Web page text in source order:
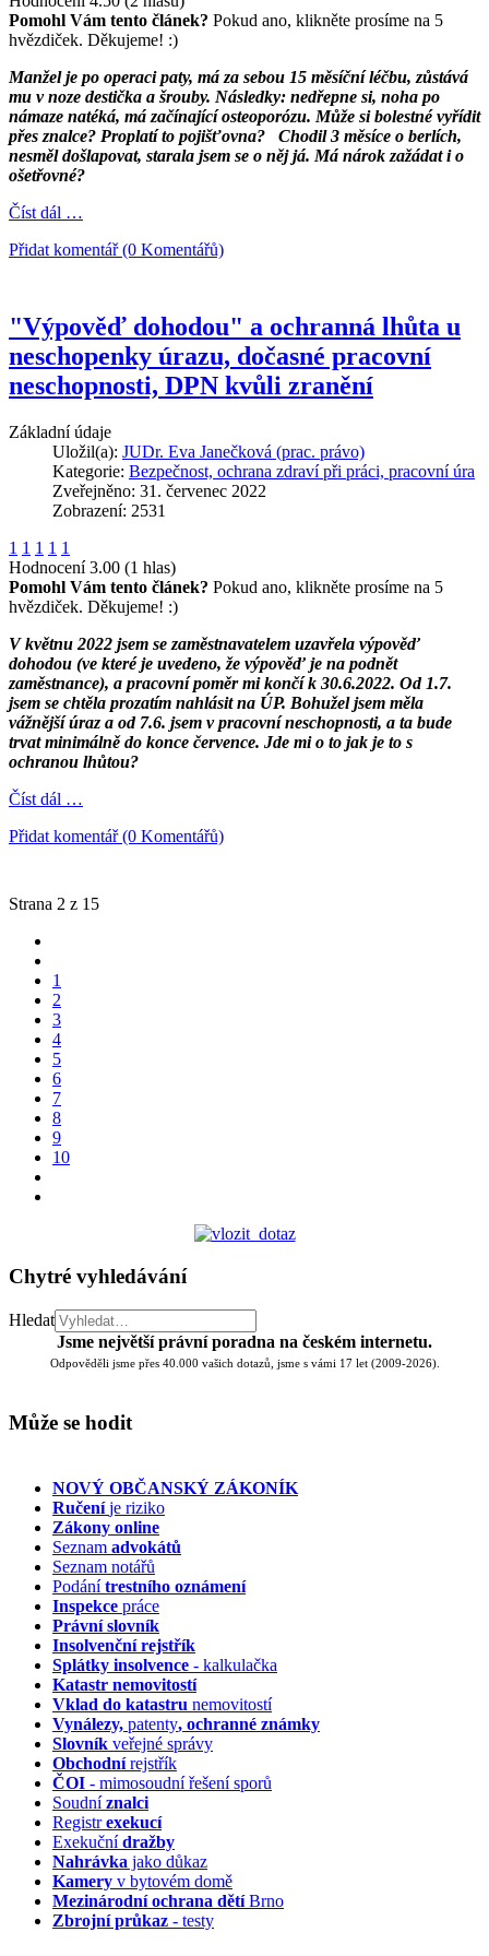
Pomohl Vám tento článek? Pokud ano, klikněte prosíme na 5
hvězdiček. Děkujeme! :)
Manžel je po operaci paty, má za sebou 15 měsíční léčbu, zůstává
mu v noze destička a šrouby. Následky: nedřepne si, noha po
námaze natéká, má začínající osteoporózu. Může si bolestné vyřídit
přes znalce? Proplatí to pojišťovna? Chodil 3 měsíce o berlích,
nesměl došlapovat, starala jsem se o něj já. Má nárok zažádat i o
ošetřovné?
Číst dál …
Přidat komentář (0 Komentářů)
"Výpověď dohodou" a ochranná lhůta u
neschopenky úrazu, dočasné pracovní
neschopnosti, DPN kvůli zranění
Základní údaje
Uložil(a): JUDr. Eva Janečková (prac. právo)
Kategorie: Bezpečnost, ochrana zdraví při práci, pracovní úra
Zveřejněno: 31. červenec 2022
Zobrazení: 2531
1 1 1 1 1
Hodnocení 3.00 (1 hlas)
Pomohl Vám tento článek? Pokud ano, klikněte prosíme na 5
hvězdiček. Děkujeme! :)
V květnu 2022 jsem se zaměstnavatelem uzavřela výpověď
dohodou (ve které je uvedeno, že výpověď je na podnět
zaměstnance), a pracovní poměr mi končí k 30.6.2022. Od 1.7.
jsem se chtěla prozatím nahlásit na ÚP. Bohužel jsem měla
vážnější úraz a od 7.6. jsem v pracovní neschopnosti, a ta bude
trvat minimálně do konce července. Jde mi o to jak je to s
ochranou lhůtou?
Číst dál …
Přidat komentář (0 Komentářů)
Strana 2 z 15
1
2
3
4
5
6
7
8
9
10
Chytré vyhledávání
Hledat
Jsme největší právní poradna na českém internetu.
Odpověděli jsme přes 40.000 vašich dotazů, jsme s vámi 17 let (2009-2026).
Může se hodit
NOVÝ OBČANSKÝ ZÁKONÍK
Ručeníje riziko
Zákony online
Seznam advokátů
Seznam notářů
Podánítrestního oznámení
Inspekce práce
Právní slovník
Insolvenčnírejstřík
Splátky insolvence - kalkulačka
Katastr nemovitostí
Vklad do katastru nemovitostí
Vynálezy, patenty, ochranné známky
Slovník veřejné správy
Obchodnírejstřík
ČOI - mimosoudní řešení sporů
Soudníznalci
Registrexekucí
Exekučnídražby
Nahrávka jako důkaz
Kamery v bytovém domě
Mezinárodní ochrana dětíBrno
Zbrojní průkaz - testy